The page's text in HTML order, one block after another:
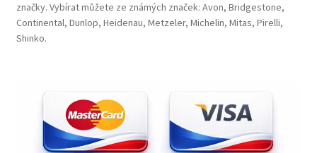
značky. Vybírat můžete ze známých značek: Avon, Bridgestone,
Continental, Dunlop, Heidenau, Metzeler, Michelin, Mitas, Pirelli,
Shinko.